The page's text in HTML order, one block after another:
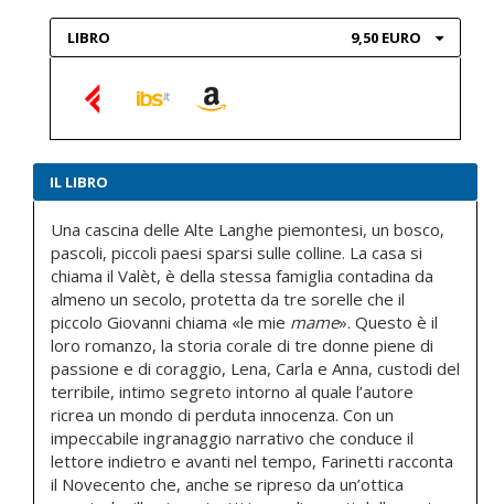
LIBRO 9,50 EURO
IL LIBRO
Una cascina delle Alte Langhe piemontesi, un bosco,
pascoli, piccoli paesi sparsi sulle colline. La casa si
chiama il Valèt, è della stessa famiglia contadina da
almeno un secolo, protetta da tre sorelle che il
piccolo Giovanni chiama «le mie mame». Questo è il
loro romanzo, la storia corale di tre donne piene di
passione e di coraggio, Lena, Carla e Anna, custodi del
terribile, intimo segreto intorno al quale l’autore
ricrea un mondo di perduta innocenza. Con un
impeccabile ingranaggio narrativo che conduce il
lettore indietro e avanti nel tempo, Farinetti racconta
il Novecento che, anche se ripreso da un’ottica